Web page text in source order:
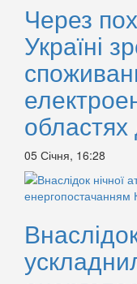
Через
Україні
областях
05 Січня, 16:28